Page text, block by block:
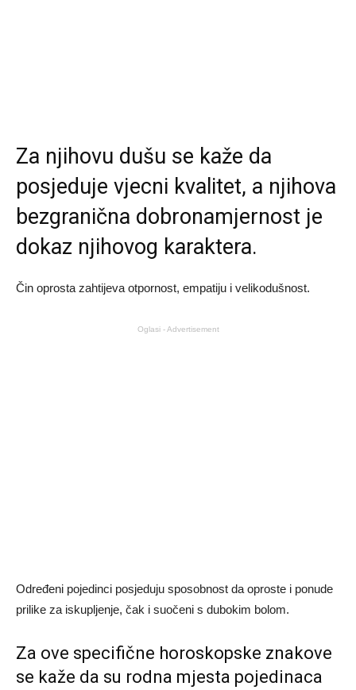
Za njihovu dušu se kaže da
posjeduje vjecni kvalitet, a njihova
bezgranična dobronamjernost je
dokaz njihovog karaktera.
Čin oprosta zahtijeva otpornost, empatiju i velikodušnost.
Oglasi - Advertisement
Određeni pojedinci posjeduju sposobnost da oproste i ponude
prilike za iskupljenje, čak i suočeni s dubokim bolom.
Za ove specifične horoskopske znakove
se kaže da su rodna mjesta pojedinaca